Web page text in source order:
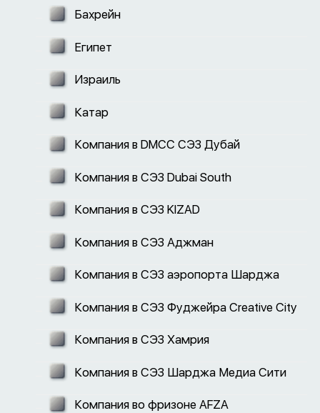
Бахрейн
Египет
Израиль
Катар
Компания в DMCC СЭЗ Дубай
Компания в СЭЗ Dubai South
Компания в СЭЗ KIZAD
Компания в СЭЗ Аджман
Компания в СЭЗ аэропорта Шарджа
Компания в СЭЗ Фуджейра Creative City
Компания в СЭЗ Хамрия
Компания в СЭЗ Шарджа Медиа Сити
Компания во фризоне AFZA